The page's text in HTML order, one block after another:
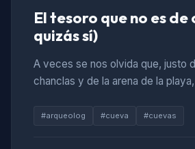
El tesoro que no es de
quizás sí)
A veces se nos olvida que, justo
chanclas y de la arena de la
#arqueolog #cueva #cuevas